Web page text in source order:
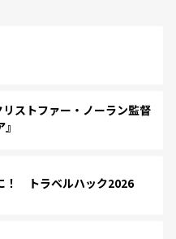
ストファー・ノーラン監督
！ トラベルハック2026